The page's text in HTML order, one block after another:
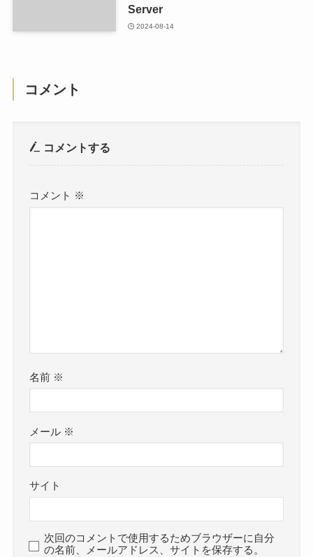
Server
2024-08-14
コメント
コメントする
コメント ※
名前 ※
メール ※
サイト
次回のコメントで使用するためブラウザーに自分
の名前、メールアドレス、サイトを保存する。